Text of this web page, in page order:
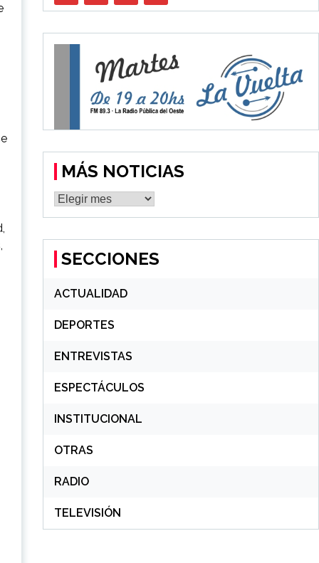
MÁS NOTICIAS
MÁS
NOTICIAS
SECCIONES
ACTUALIDAD
DEPORTES
ENTREVISTAS
ESPECTÁCULOS
INSTITUCIONAL
OTRAS
RADIO
TELEVISIÓN